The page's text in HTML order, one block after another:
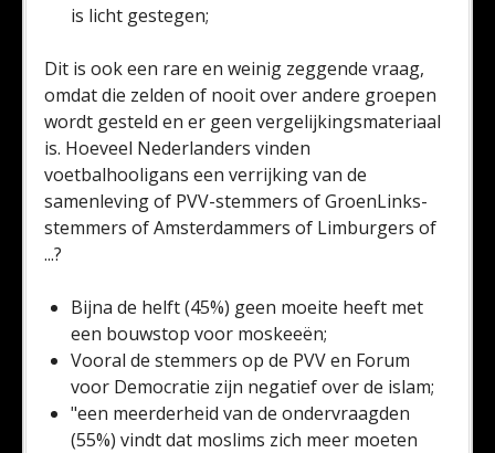
is licht gestegen;
Dit is ook een rare en weinig zeggende vraag,
omdat die zelden of nooit over andere groepen
wordt gesteld en er geen vergelijkingsmateriaal
is. Hoeveel Nederlanders vinden
voetbalhooligans een verrijking van de
samenleving of PVV-stemmers of GroenLinks-
stemmers of Amsterdammers of Limburgers of
...?
Bijna de helft (45%) geen moeite heeft met
een bouwstop voor moskeeën;
Vooral de stemmers op de PVV en Forum
voor Democratie zijn negatief over de islam;
"een meerderheid van de ondervraagden
(55%) vindt dat moslims zich meer moeten